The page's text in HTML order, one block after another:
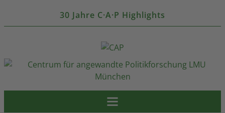
30 Jahre C·A·P Highlights